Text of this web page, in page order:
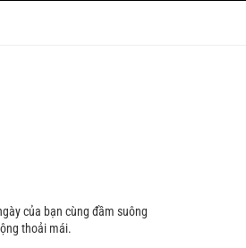
của bạn cùng đầm suông
thoải mái.